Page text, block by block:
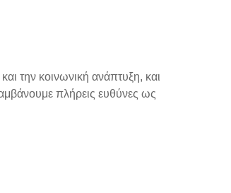
την κοινωνική ανάπτυξη, και
πλήρεις ευθύνες ως